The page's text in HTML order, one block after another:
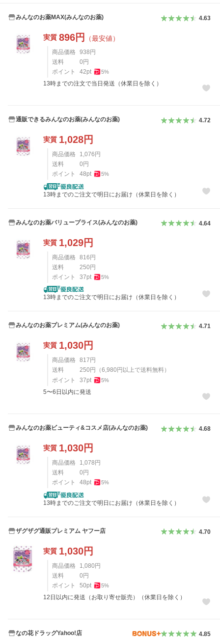
みんなのお薬MAX(みんなのお薬) 4.63
実質 896円 （最安値）
商品価格 938 円
送料
0 円
ポイント
42pt 5%
13時までの注文で当日発送（休業日を除く）
通販できるみんなのお薬(みんなのお薬) 4.72
実質 1,028円
商品価格 1,076 円
送料
0 円
ポイント
48pt 5%
13時までのご注文で明日にお届け（休業日を除く）
みんなのお薬バリュープライス(みんなのお薬) 4.64
実質 1,029円
商品価格 816円
送料
250円
ポイント
37pt 5%
13時までのご注文で明日にお届け（休業日を除く）
みんなのお薬プレミアム(みんなのお薬) 4.71
実質 1,030円
商品価格 817 円
送料
250 円 （6,980 円以上で送料無料）
ポイント
37pt 5%
5〜6日以内に発送
みんなのお薬ビューティ&コスメ店(みんなのお薬) 4.68
実質 1,030円
商品価格 1,078 円
送料
0 円
ポイント
48pt 5%
13時までのご注文で明日にお届け（休業日を除く）
ザグザグ通販プレミアム ヤフー店 4.70
実質 1,030円
商品価格 1,080円
送料
0円
ポイント
50pt 5%
12日以内に発送（お取り寄せ販売）（休業日を除く）
なの花ドラッグYahoo!店 4.85